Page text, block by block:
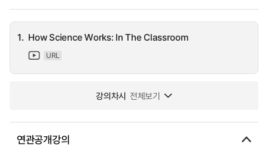
1. How Science Works: In The Classroom
URL
강의차시 전체보기
연관공개강의